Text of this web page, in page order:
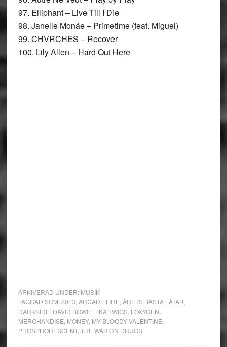
97. Elliphant – Live Till I Die
98. Janelle Monáe – Primetime (feat. Miguel)
99. CHVRCHES – Recover
100. Lily Allen – Hard Out Here
ARKIVERAD UNDER: MUSIK
TAGGAD SOM:2013 ARCADE FIRE ÅRETS BÄSTA LÅTAR
DARKSIDE DAVID BOWIE FKA TWIGS, FOXYGEN
MERCHANDISE MONEY, MY BLOODY VALENTINE
PHOSPHORESCENT, THE WAR ON DRUGS